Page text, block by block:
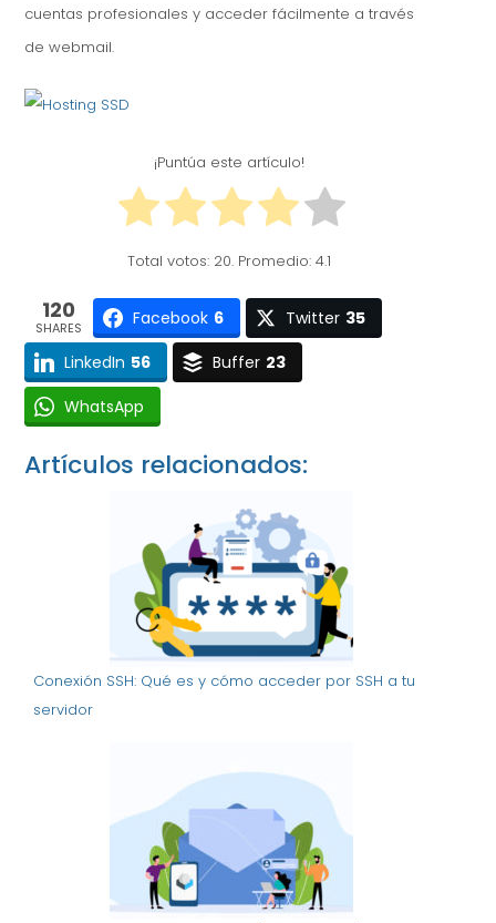
cuentas profesionales y acceder fácilmente a través
de webmail.
¡Puntúa este artículo!
Total votos: 20. Promedio: 4.1
120
SHARES Facebook 6 Twitter 35
LinkedIn 56 Buffer 23
WhatsApp
Artículos relacionados:
Conexión SSH: Qué es y cómo acceder por SSH a tu
servidor